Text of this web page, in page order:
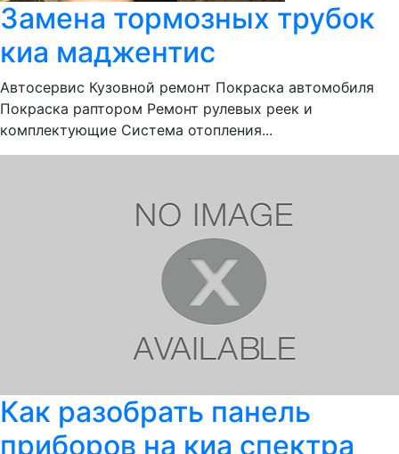
Замена тормозных трубок
киа маджентис
Автосервис Кузовной ремонт Покраска автомобиля
Покраска раптором Ремонт рулевых реек и
комплектующие Система отопления...
Как разобрать панель
приборов на киа спектра